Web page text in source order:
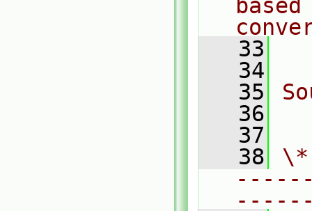
   33
   34
   35
   36
   37
   38